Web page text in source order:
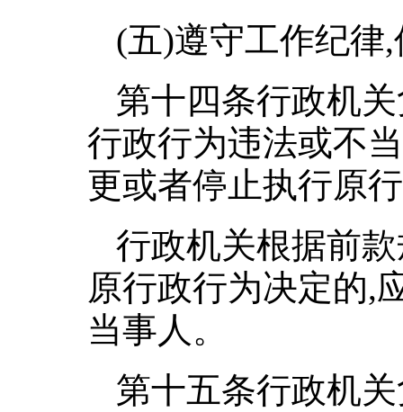
(五)遵守工作纪律
第十四条行政机
行政行为违法或不
更或者停止执行原
行政机关根据前
原行政行为决定的,
当事人。
第十五条行政机